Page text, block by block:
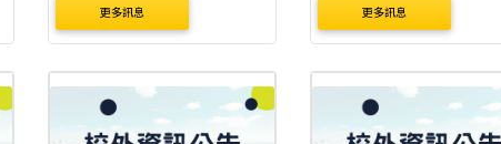
更多訊息 更多訊息